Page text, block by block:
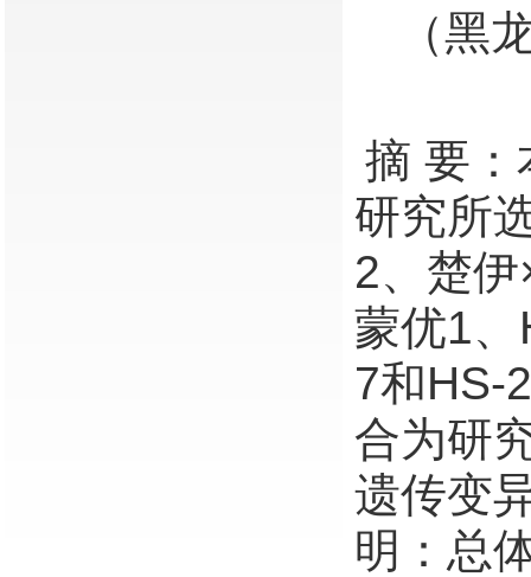
（黑
摘 要：
研究所
2、楚
蒙优1
7和HS-
合为研
遗传变
明：总